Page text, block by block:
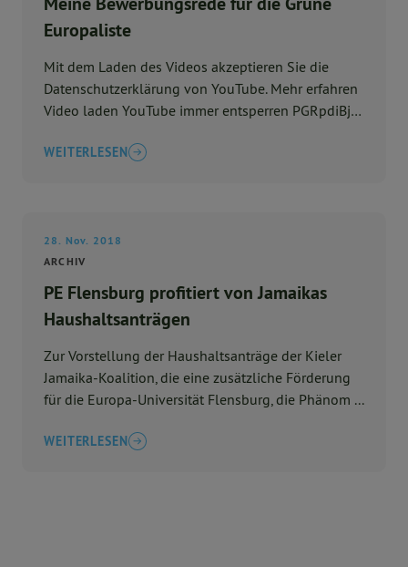
Europaliste
Mit dem Laden des Videos akzeptieren Sie die
Datenschutzerklärung von YouTube. Mehr erfahren
Video laden YouTube immer entsperren PGRpdiBjb
WEITERLESEN
28. Nov. 2018
ARCHIV
PE Flensburg profitiert von Jamaikas
Haushaltsanträgen
Zur Vorstellung der Haushaltsanträge der Kieler
Jamaika-Koalition, die eine zusätzliche Förderung
für die Europa-Universität Flensburg, die Phänom ...
WEITERLESEN